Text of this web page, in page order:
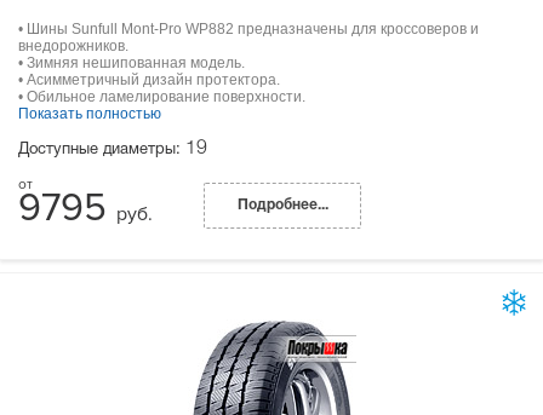
• Шины Sunfull Mont-Pro WP882 предназначены для кроссоверов и
внедорожников.
• Зимняя нешипованная модель.
• Асимметричный дизайн протектора.
• Обильное ламелирование поверхности.
Показать полностью
Доступные диаметры: 19
9795 руб. Подробнее...